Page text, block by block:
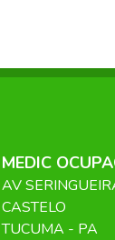
MEDIC
AV
CASTELO
TUCUMA - PA